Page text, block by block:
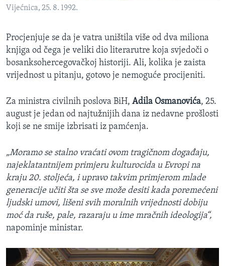
Vijećnica, 25. 8. 1992.
Procjenjuje se da je vatra uništila više od dva miliona
knjiga od čega je veliki dio literarutre koja svjedoči o
bosanksohercegovačkoj historiji. Ali, kolika je zaista
vrijednost u pitanju, gotovo je nemoguće procijeniti.
Za ministra civilnih poslova BiH, Adila Osmanovića, 25.
august je jedan od najtužnijih dana iz nedavne prošlosti
koji se ne smije izbrisati iz pamćenja.
„Moramo se stalno vraćati ovom tragičnom događaju,
najeklatantnijem primjeru kulturocida u Evropi na
kraju 20. stoljeća, i upravo takvim primjerom mlade
generacije učiti šta se sve može desiti kada poremećeni
ljudski umovi, lišeni svih moralnih vrijednosti dobiju
moć da ruše, pale, razaraju u ime mračnih ideologija“,
napominje ministar.